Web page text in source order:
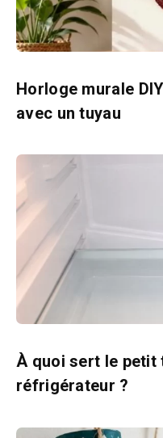
Horloge murale
avec un tuyau
À quoi sert le petit
réfrigérateur ?